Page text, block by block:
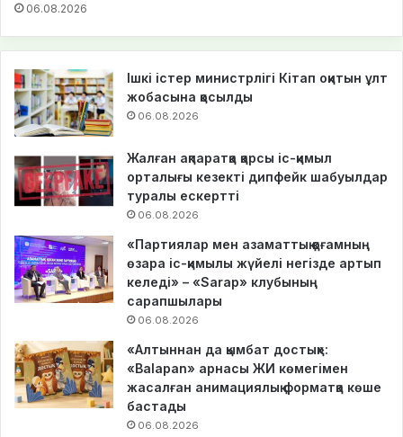
06.08.2026
Ішкі істер министрлігі Кітап оқитын ұлт
жобасына қосылды
06.08.2026
Жалған ақпаратқа қарсы іс-қимыл
орталығы кезекті дипфейк шабуылдар
туралы ескертті
06.08.2026
«Партиялар мен азаматтық қоғамның
өзара іс-қимылы жүйелі негізде артып
келеді» – «Sarap» клубының
сарапшылары
06.08.2026
«Алтыннан да қымбат достық»:
«Balapan» арнасы ЖИ көмегімен
жасалған анимациялық форматқа көше
бастады
06.08.2026